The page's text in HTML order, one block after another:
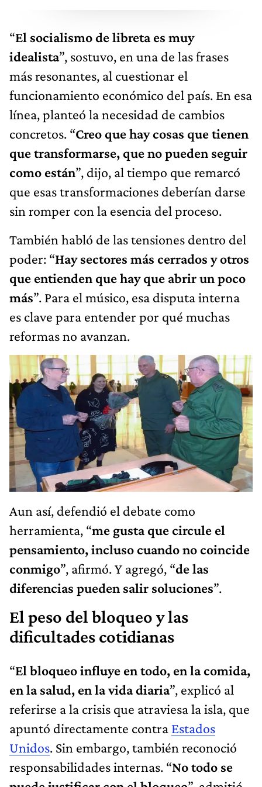
“El socialismo de libreta es muy
idealista”, sostuvo, en una de las frases
más resonantes, al cuestionar el
funcionamiento económico del país. En esa
línea, planteó la necesidad de cambios
concretos. “Creo que hay cosas que tienen
que transformarse, que no pueden seguir
como están”, dijo, al tiempo que remarcó
que esas transformaciones deberían darse
sin romper con la esencia del proceso.
También habló de las tensiones dentro del
poder: “Hay sectores más cerrados y otros
que entienden que hay que abrir un poco
más”. Para el músico, esa disputa interna
es clave para entender por qué muchas
reformas no avanzan.
Aun así, defendió el debate como
herramienta, “me gusta que circule el
pensamiento, incluso cuando no coincide
conmigo”, afirmó. Y agregó, “de las
diferencias pueden salir soluciones”.
El peso del bloqueo y las
dificultades cotidianas
“El bloqueo influye en todo, en la comida,
en la salud, en la vida diaria”, explicó al
referirse a la crisis que atraviesa la isla, que
apuntó directamente contra Estados
Unidos. Sin embargo, también reconoció
responsabilidades internas. “No todo se